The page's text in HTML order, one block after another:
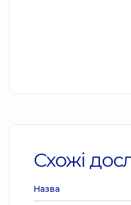
Схожі
Назва